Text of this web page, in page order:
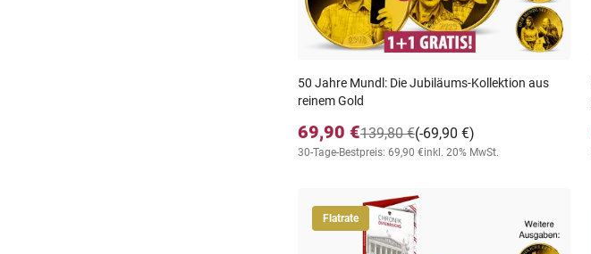
50 Jahre Mundl: Die Jubiläums-Kollektion aus
reinem Gold
69,90 € (-69,90 €)
139,80 €
30-Tage-Bestpreis: 69,90 €inkl. 20% MwSt.
Flatrate